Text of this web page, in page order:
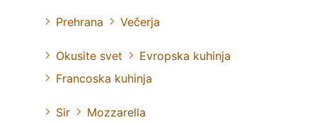
Prehrana Večerja
Okusite svet
Evropska kuhinja
Francoska kuhinja
Sir Mozzarella